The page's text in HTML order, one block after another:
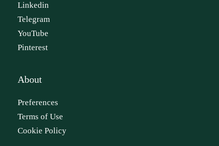
Linkedin
Telegram
YouTube
Pinterest
About
Preferences
Terms of Use
Cookie Policy